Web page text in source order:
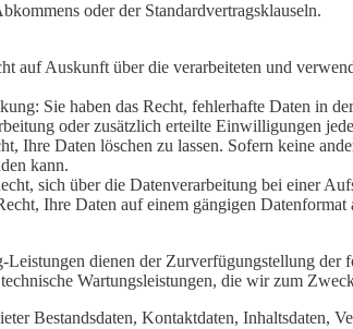
oder der Standardvertragsklauseln.
auf Auskunft über die verarbeiteten und
Sie haben das Recht, fehlerhafte Daten in
oder zusätzlich erteilte Einwilligungen
Ihre Daten löschen zu lassen. Sofern keine
kann.
sich über die Datenverarbeitung bei einer
Ihre Daten auf einem gängigen
dienen der Zurverfügungstellung
Wartungsleistungen, die wir zum
Bestandsdaten, Kontaktdaten, Inhaltsdaten,